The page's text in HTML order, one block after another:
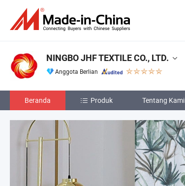
NINGBO JHF TEXTILE CO., LTD.
Anggota Berlian
Beranda Produk Tentang Kami